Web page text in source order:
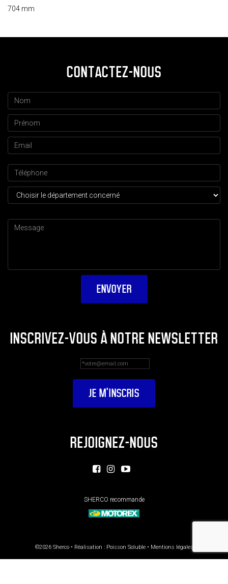
704 mm
CONTACTEZ-NOUS
INSCRIVEZ-VOUS À NOTRE NEWSLETTER
REJOIGNEZ-NOUS
SHERCO recommande
©2026 Sherco • Réalisation : Poisson Soluble• Mentions légales